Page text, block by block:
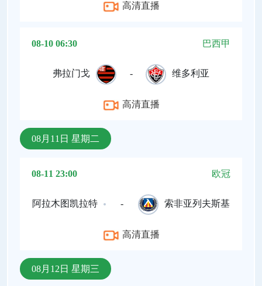
高清直播
08-10 06:30 巴西甲
弗拉门戈 - 维多利亚
高清直播
08月11日 星期二
08-11 23:00 欧冠
阿拉木图凯拉特 - 索非亚列夫斯基
高清直播
08月12日 星期三